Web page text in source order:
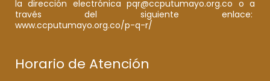
la dirección electrónica pqr@ccputumayo.org.co o a
través del siguiente enlace:
www.ccputumayo.org.co/p-q-r/
Horario de Atención